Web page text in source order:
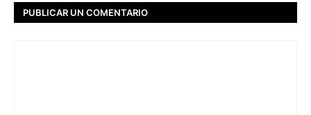
PUBLICAR UN COMENTARIO